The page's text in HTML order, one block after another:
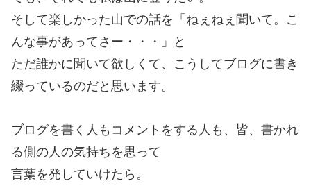
そして楽しかった山での話を「ねぇねぇ聞いて。こ
んな事があってさー・・・」と
ただ誰かに聞いて欲しくて、こうしてブログに書き
綴っているのだと思います。
ブログを書く人もコメントをする人も、皆、書かれ
る側の人の気持ちを思って
言葉を発していけたら。